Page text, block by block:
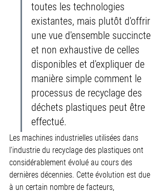
toutes les technologies
existantes, mais plutôt d'offrir
une vue d'ensemble succincte
et non exhaustive de celles
disponibles et d'expliquer de
manière simple comment le
processus de recyclage des
déchets plastiques peut être
effectué.
Les machines industrielles utilisées dans
l'industrie du recyclage des plastiques ont
considérablement évolué au cours des
dernières décennies. Cette évolution est due
à un certain nombre de facteurs,